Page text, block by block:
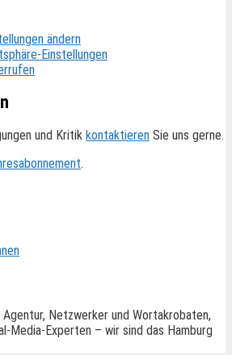
ändern
Einstellungen
und Kritik kontaktieren Sie uns gerne.
.
Netzwerker und Wortakrobaten,
Media-Experten – wir sind das Hamburg